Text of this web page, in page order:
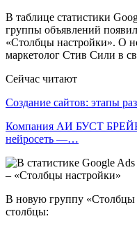
В таблице статистики
группы объявлений
«Столбцы настройки». О
маркетолог Стив Сили в
Сейчас читают
Создание сайтов: этапы
Компания АИ БУСТ БРЕЙН
нейросеть —…
В новую группу «Столбцы
столбцы: